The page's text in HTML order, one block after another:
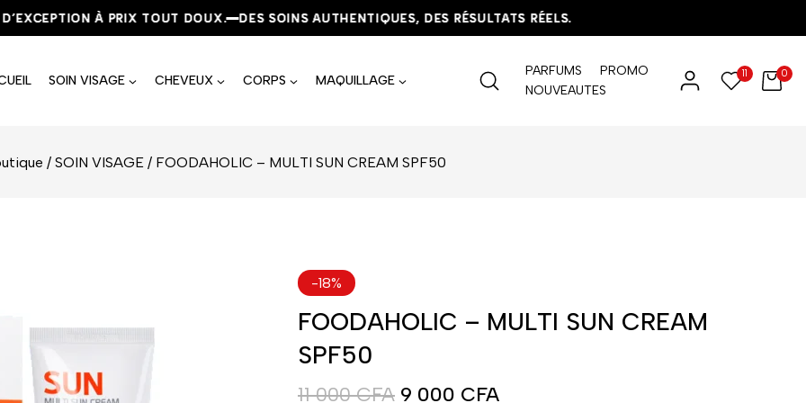
À PRIX TOUT DOUX. DES SOINS AUTHENTIQUES, DES RÉSULTATS RÉELS.
À PRIX TOUT DOUX. DES SOINS AUTHENTIQUES, DES RÉSULTATS RÉELS.
À PRIX TOUT DOUX. DES SOINS AUTHENTIQUES, DES RÉSULTATS RÉELS.
SOIN VISAGE CHEVEUX CORPS MAQUILLAGE
PARFUMS
PROMO
NOUVEAUTES
11 0
/ SOIN VISAGE / FOODAHOLIC – MULTI SUN CREAM SPF50
-18%
FOODAHOLIC – MULTI SUN CREAM
SPF50
11 000CFA 9 000 CFA